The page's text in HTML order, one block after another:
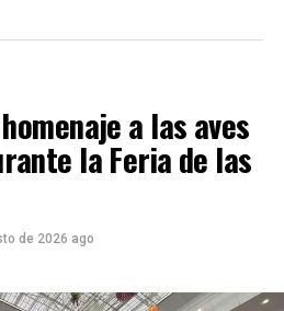
a las aves
la Feria de las
de 2026 ago